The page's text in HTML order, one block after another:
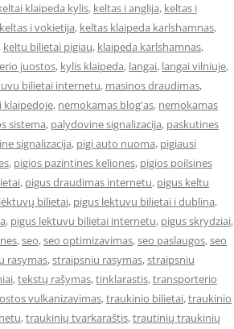
klaipeda kylis, keltas i anglija, keltas i
keltas i vokietija, keltas klaipeda karlshamnas,
, keltu bilietai pigiau, klaipeda karlshamnas,
juostos, kylis klaipeda, langai, langai vilniuje,
bilietai internetu, masinos draudimas,
klaipedoje, nemokamas blog'as, nemokamas
sistema, palydovine signalizacija, paskutines
signalizacija, pigi auto nuoma, pigiausi
, pigios pazintines keliones, pigios poilsines
, pigus draudimas internetu, pigus keltu
bilietai, pigus lektuvu bilietai i dublina,
, pigus lektuvu bilietai internetu, pigus skrydziai,
,seo,seo optimizavimas,seo paslaugos,seo
rasymas,straipsniu rasymas,straipsniu
,tekstų rašymas,tinklarastis,transporterio
vulkanizavimas,traukinio bilietai,traukinio
,traukinių tvarkaraštis,trautinių traukinių